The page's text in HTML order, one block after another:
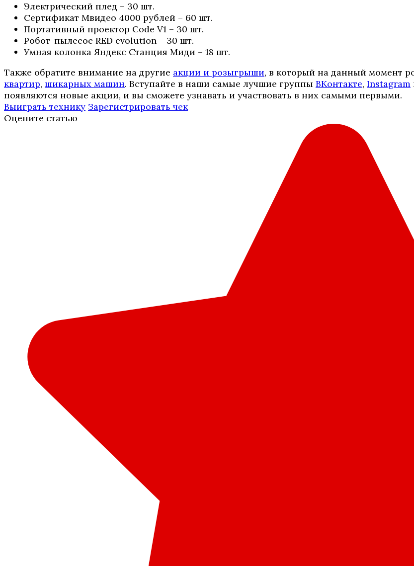
Электрический плед – 30 шт.
Сертификат Мвидео 4000 рублей – 60 шт.
Портативный проектор Code V1 – 30 шт.
Робот-пылесос RED evolution – 30 шт.
Умная колонка Яндекс Станция Миди – 18 шт.
Также обратите внимание на другие акции и розыгрыши, в который на данный момент
квартир, шикарных машин. Вступайте в наши самые лучшие группы ВКонтакте, Instagram
появляются новые акции, и вы сможете узнавать и участвовать в них самыми первыми.
Выиграть технику Зарегистрировать чек
Оцените статью